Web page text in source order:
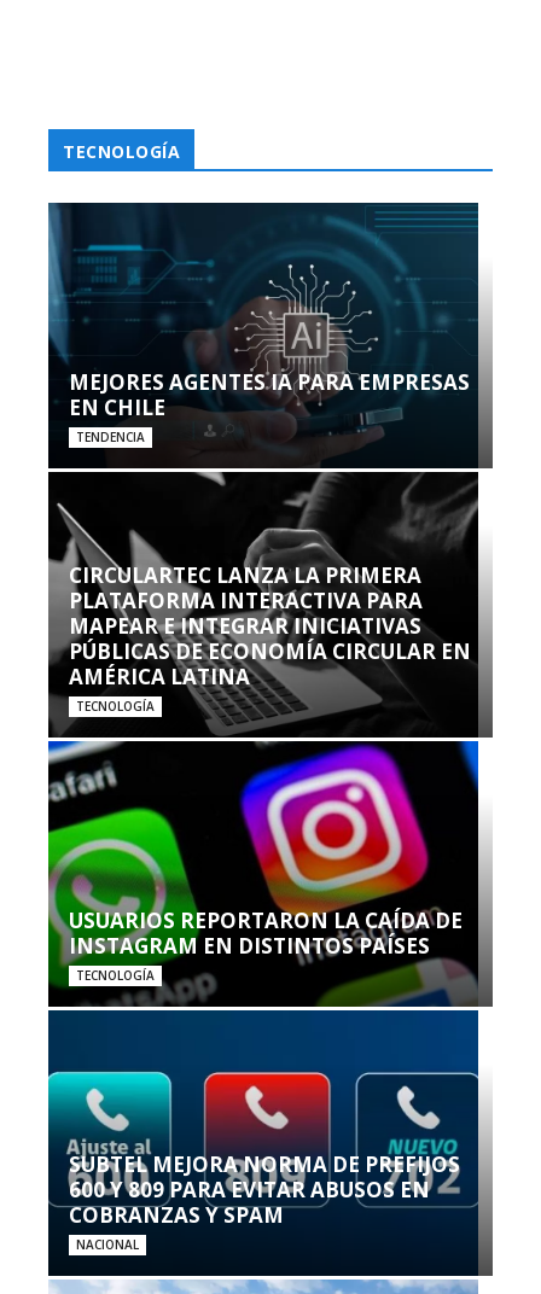
TECNOLOGÍA
MEJORES AGENTES IA PARA EMPRESAS
EN CHILE
TENDENCIA
CIRCULARTEC LANZA LA PRIMERA
PLATAFORMA INTERACTIVA PARA
MAPEAR E INTEGRAR INICIATIVAS
PÚBLICAS DE ECONOMÍA CIRCULAR EN
AMÉRICA LATINA
TECNOLOGÍA
USUARIOS REPORTARON LA CAÍDA DE
INSTAGRAM EN DISTINTOS PAÍSES
TECNOLOGÍA
SUBTEL MEJORA NORMA DE PREFIJOS
600 Y 809 PARA EVITAR ABUSOS EN
COBRANZAS Y SPAM
NACIONAL